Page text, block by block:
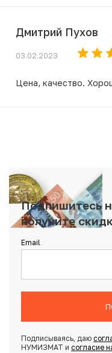
Дмитрий Пухов
03.02.2023
Цена, качество.
Подпишитесь
получите
Email
Подписываясь, даю
НУМИЗМАТ и согласие